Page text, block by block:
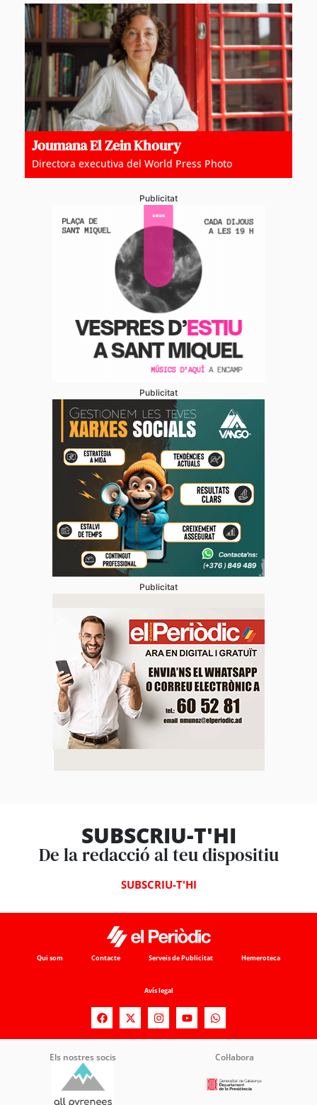
Joumana El Zein Khoury
Directora executiva del World Press Photo
Publicitat
Publicitat
Publicitat
SUBSCRIU-T'HI
De la redacció al teu dispositiu
SUBSCRIU-T'HI
Qui som Contacte Serveis de Publicitat Hemeroteca
Avís legal
Els nostres socis Col·labora